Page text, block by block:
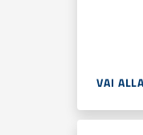
VAI